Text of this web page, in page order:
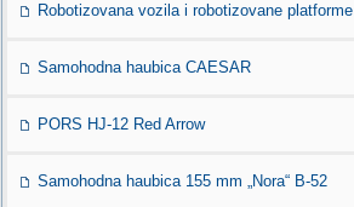
Robotizovana vozila i robotizovane platforme
Samohodna haubica CAESAR
PORS HJ-12 Red Arrow
Samohodna haubica 155 mm „Nora“ B-52